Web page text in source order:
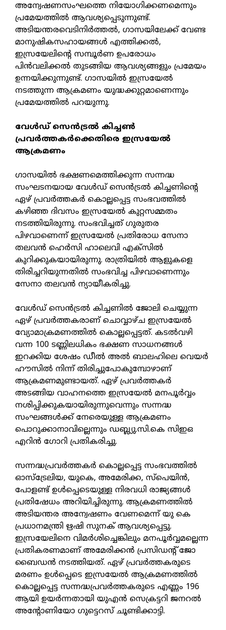
അന്വേഷണസംഘത്തെ നിയോഗിക്കണമെന്നും
പ്രമേയത്തില്‍ ആവശ്യപ്പെടുന്നുണ്ട്.
അടിയന്തരവെടിനിര്‍ത്തല്‍, ഗാസയിലേക്ക് വേണ്ട
മാനുഷികസഹായങ്ങള്‍ എത്തിക്കല്‍,
ഇസ്രയേലിന്റെ സമ്പൂര്‍ണ ഉപരോധം
പിന്‍വലിക്കല്‍ തുടങ്ങിയ ആവശ്യങ്ങളും പ്രമേയം
ഉന്നയിക്കുന്നുണ്ട്. ഗാസയില്‍ ഇസ്രയേല്‍
നടത്തുന്ന ആക്രമണം യുദ്ധക്കുറ്റമാണെന്നും
പ്രമേയത്തില്‍ പറയുന്നു.
വേള്‍ഡ് സെന്‍ട്രല്‍ കിച്ചണ്‍
പ്രവര്‍ത്തകര്‍ക്കെതിരെ ഇസ്രയേല്‍
ആക്രമണം
ഗാസയില്‍ ഭക്ഷണമെത്തിക്കുന്ന സന്നദ്ധ
സംഘടനയായ വേള്‍ഡ് സെന്‍ട്രല്‍ കിച്ചണിന്റെ
ഏഴ് പ്രവര്‍ത്തകര്‍ കൊല്ലപ്പെട്ട സംഭവത്തില്‍
കഴിഞ്ഞ ദിവസം ഇസ്രയേല്‍ കുറ്റസമ്മതം
നടത്തിയിരുന്നു. സംഭവിച്ചത് ഗുരുതര
പിഴവാണെന്ന് ഇസ്രയേല്‍ പ്രതിരോധ സേനാ
തലവന്‍ ഹെര്‍സി ഹാലെവി എക്സില്‍
കുറിക്കുകയായിരുന്നു. രാത്രിയില്‍ ആളുകളെ
തിരിച്ചറിയുന്നതില്‍ സംഭവിച്ച പിഴവാണെന്നും
സേനാ തലവന്‍ ന്യായീകരിച്ചു.
വേള്‍ഡ് സെന്‍ട്രല്‍ കിച്ചണില്‍ ജോലി ചെയ്യുന്ന
ഏഴ് പ്രവര്‍ത്തകരാണ് ചൊവ്വാഴ്ച ഇസ്രയേല്‍
വ്യോമാക്രമണത്തില്‍ കൊല്ലപ്പെട്ടത്. കടല്‍വഴി
വന്ന 100 ടണ്ണിലധികം ഭക്ഷണ സാധനങ്ങള്‍
ഇറക്കിയ ശേഷം ഡീല്‍ അല്‍ ബാലഹിലെ വെയര്‍
ഹൗസില്‍ നിന്ന് തിരിച്ചുപോകുമ്പോഴാണ്
ആക്രമണമുണ്ടായത്. ഏഴ് പ്രവര്‍ത്തകര്‍
അടങ്ങിയ വാഹനത്തെ ഇസ്രയേല്‍ മനപൂര്‍വ്വം
നശിപ്പിക്കുകയായിരുന്നുവെന്നും സന്നദ്ധ
സംഘങ്ങള്‍ക്ക് നേരെയുള്ള ആക്രമണം
പൊറുക്കാനാവില്ലെന്നും ഡബ്ല്യു.സി.കെ സിഇഒ
എറിന്‍ ഗോറി പ്രതികരിച്ചു.
സന്നദ്ധപ്രവര്‍ത്തകര്‍ കൊല്ലപ്പെട്ട സംഭവത്തില്‍
ഓസ്ട്രേലിയ, യുകെ, അമേരിക്ക, സ്പെയിന്‍,
പോളണ്ട് ഉള്‍പ്പെടെയുള്ള നിരവധി രാജ്യങ്ങള്‍
പ്രതിഷേധം അറിയിച്ചിരുന്നു. ആക്രമണത്തില്‍
അടിയന്തര അന്വേഷണം വേണമെന്ന് യു കെ
പ്രധാനമന്ത്രി ഋഷി സുനക് ആവശ്യപ്പെട്ടു.
ഇസ്രയേലിനെ വിമര്‍ശിച്ചെങ്കിലും മനപൂര്‍വ്വമല്ലെന്ന
പ്രതികരണമാണ് അമേരിക്കന്‍ പ്രസിഡന്റ് ജോ
ബൈഡന്‍ നടത്തിയത്. ഏഴ് പ്രവര്‍ത്തകരുടെ
മരണം ഉള്‍പ്പെടെ ഇസ്രയേല്‍ ആക്രമണത്തില്‍
കൊല്ലപ്പെട്ട സന്നദ്ധപ്രവര്‍ത്തകരുടെ എണ്ണം 196
ആയി ഉയര്‍ന്നതായി യുഎന്‍ സെക്രട്ടറി ജനറല്‍
അന്റോണിയോ ഗുട്ടെറസ് ചൂണ്ടിക്കാട്ടി.